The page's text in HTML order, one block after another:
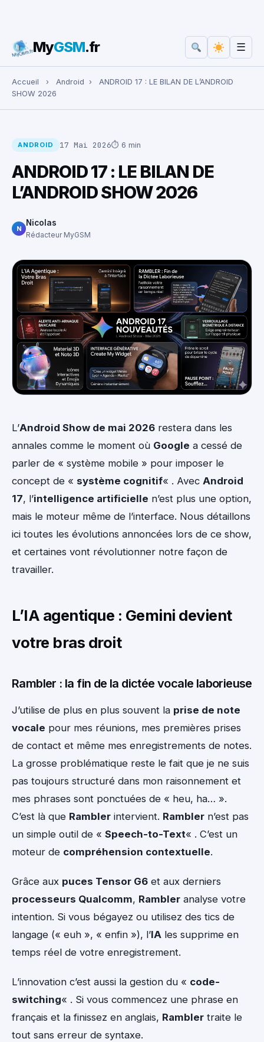
Rechercher :
MyGSM.fr ☰
Accueil › Android ›
ANDROID 17 : LE BILAN DE L’ANDROID
SHOW 2026
ANDROID 17 Mai 2026⏱ 6 min
ANDROID 17 : LE BILAN DE
L’ANDROID SHOW 2026
N
Nicolas
Rédacteur MyGSM
L’Android Show de mai 2026 restera dans les
annales comme le moment où Google a cessé de
parler de « système mobile » pour imposer le
concept de « système cognitif« . Avec Android
17, l’intelligence artificielle n’est plus une option,
mais le moteur même de l’interface. Nous détaillons
ici toutes les évolutions annoncées lors de ce show,
et certaines vont révolutionner notre façon de
travailler.
L’IA agentique : Gemini devient
votre bras droit
Rambler : la fin de la dictée vocale laborieuse
J’utilise de plus en plus souvent la prise de note
vocale pour mes réunions, mes premières prises
de contact et même mes enregistrements de notes.
La grosse problématique reste le fait que je ne suis
pas toujours structuré dans mon raisonnement et
mes phrases sont ponctuées de « heu, ha… ».
C’est là que Rambler intervient. Rambler n’est pas
un simple outil de « Speech-to-Text« . C’est un
moteur de compréhension contextuelle.
Grâce aux puces Tensor G6 et aux derniers
processeurs Qualcomm, Rambler analyse votre
intention. Si vous bégayez ou utilisez des tics de
langage (« euh », « enfin »), l’IA les supprime en
temps réel de votre enregistrement.
L’innovation c’est aussi la gestion du « code-
switching« . Si vous commencez une phrase en
français et la finissez en anglais, Rambler traite le
tout sans erreur de syntaxe.